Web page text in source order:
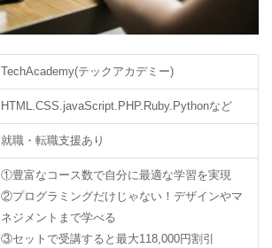
TechAcademy(テックアカデミー)
HTML.CSS.javaScript.PHP.Ruby.Pythonなど
就職・転職支援あり
①豊富なコース数で自分に最適な学習を実現
②プログラミングだけじゃない！デザインやマ
ネジメントまで学べる
③セットで受講すると最大118,000円割引